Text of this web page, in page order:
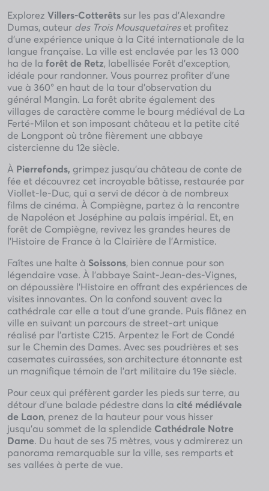
Explorez Villers-Cotterêts sur les pas d’Alexandre
Dumas, auteur des Trois Mousquetaireset profitez
d’une expérience unique à la Cité internationale de la
langue française. La ville est enclavée par les 13 000
ha de la forêt de Retz, labellisée Forêt d’exception,
idéale pour randonner. Vous pourrez profiter d’une
vue à 360° en haut de la tour d’observation du
général Mangin. La forêt abrite également des
villages de caractère comme le bourg médiéval de La
Ferté-Milon et son imposant château et la petite cité
de Longpont où trône fièrement une abbaye
cistercienne du 12e siècle.
À Pierrefonds, grimpez jusqu’au château de conte de
fée et découvrez cet incroyable bâtisse, restaurée par
Viollet-le-Duc, qui a servi de décor à de nombreux
films de cinéma. À Compiègne, partez à la rencontre
de Napoléon et Joséphine au palais impérial. Et, en
forêt de Compiègne, revivez les grandes heures de
l’Histoire de France à la Clairière de l’Armistice.
Faîtes une halte à Soissons, bien connue pour son
légendaire vase. À l’abbaye Saint-Jean-des-Vignes,
on dépoussière l’Histoire en offrant des expériences de
visites innovantes. On la confond souvent avec la
cathédrale car elle a tout d’une grande. Puis flânez en
ville en suivant un parcours de street-art unique
réalisé par l’artiste C215. Arpentez le Fort de Condé
sur le Chemin des Dames. Avec ses poudrières et ses
casemates cuirassées, son architecture étonnante est
un magnifique témoin de l’art militaire du 19e siècle.
Pour ceux qui préfèrent garder les pieds sur terre, au
détour d’une balade pédestre dans la cité médiévale
de Laon, prenez de la hauteur pour vous hisser
jusqu’au sommet de la splendide Cathédrale Notre
Dame. Du haut de ses 75 mètres, vous y admirerez un
panorama remarquable sur la ville, ses remparts et
ses vallées à perte de vue.